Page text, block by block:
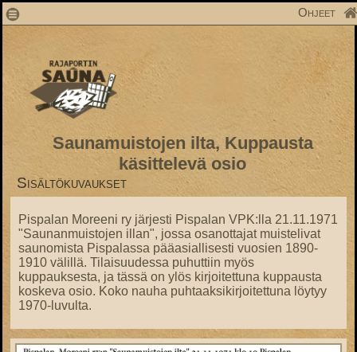
1 Ohjeet
Saunamuistojen ilta, Kuppausta
käsittelevä osio
Sisältökuvaukset
Pispalan Moreeni ry järjesti Pispalan VPK:lla 21.11.1971
"Saunanmuistojen illan", jossa osanottajat muistelivat
saunomista Pispalassa pääasiallisesti vuosien 1890-
1910 välillä. Tilaisuudessa puhuttiin myös
kuppauksesta, ja tässä on ylös kirjoitettuna kuppausta
koskeva osio. Koko nauha puhtaaksikirjoitettuna löytyy
1970-luvulta.